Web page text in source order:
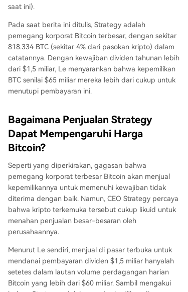
saat ini).
Pada saat berita ini ditulis, Strategy adalah
pemegang korporat Bitcoin terbesar, dengan sekitar
818.334 BTC (sekitar 4% dari pasokan kripto) dalam
catatannya. Dengan kewajiban dividen tahunan lebih
dari $1,5 miliar, Le menyarankan bahwa kepemilikan
BTC senilai $65 miliar mereka lebih dari cukup untuk
menutupi pembayaran ini.
Bagaimana Penjualan Strategy
Dapat Mempengaruhi Harga
Bitcoin?
Seperti yang diperkirakan, gagasan bahwa
pemegang korporat terbesar Bitcoin akan menjual
kepemilikannya untuk memenuhi kewajiban tidak
diterima dengan baik. Namun, CEO Strategy percaya
bahwa kripto terkemuka tersebut cukup likuid untuk
menahan penjualan besar-besaran oleh
perusahaannya.
Menurut Le sendiri, menjual di pasar terbuka untuk
mendanai pembayaran dividen $1,5 miliar hanyalah
setetes dalam lautan volume perdagangan harian
Bitcoin yang lebih dari $60 miliar. Sambil mengakui